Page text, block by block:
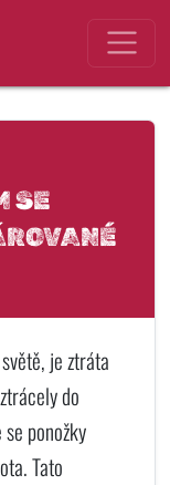
SE
je ztráta
do
ponožky
Tato